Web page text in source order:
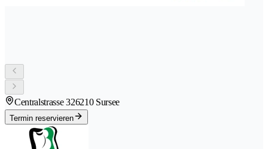
Centralstrasse 326210 Sursee
Termin reservieren